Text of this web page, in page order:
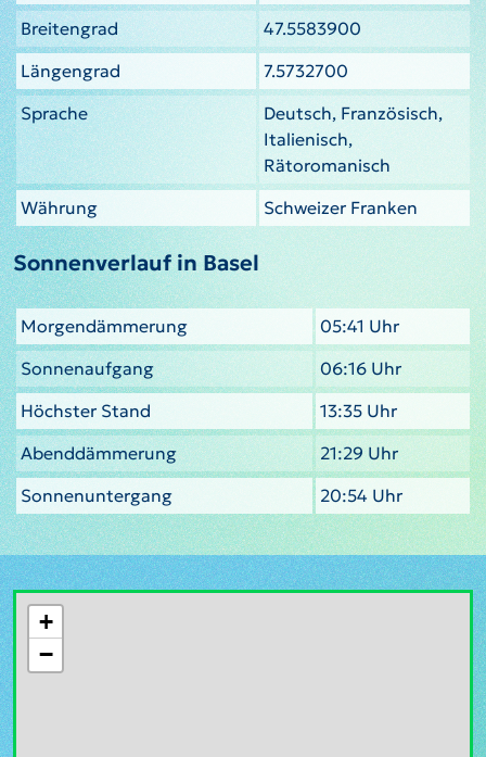
Breitengrad
47.5583900
Längengrad
7.5732700
Sprache
Deutsch, Französisch,
Italienisch,
Rätoromanisch
Währung
Schweizer Franken
Sonnenverlauf in Basel
Morgendämmerung
05:41 Uhr
Sonnenaufgang
06:16 Uhr
Höchster Stand
13:35 Uhr
Abenddämmerung
21:29 Uhr
Sonnenuntergang
20:54 Uhr
+
−